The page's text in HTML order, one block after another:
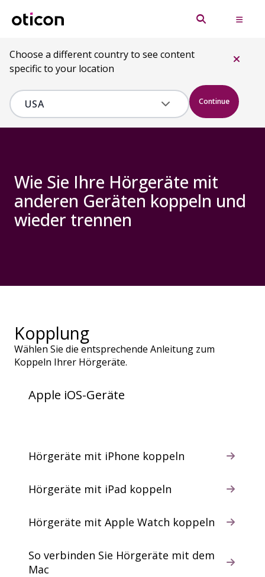
Choose a different country to see content
specific to your location
Continue
Wie Sie Ihre Hörgeräte mit
anderen Geräten koppeln und
wieder trennen
Kopplung
Wählen Sie die entsprechende Anleitung zum
Koppeln Ihrer Hörgeräte.
Apple iOS-Geräte
Hörgeräte mit iPhone koppeln
Hörgeräte mit iPad koppeln
Hörgeräte mit Apple Watch koppeln
So verbinden Sie Hörgeräte mit dem
Mac